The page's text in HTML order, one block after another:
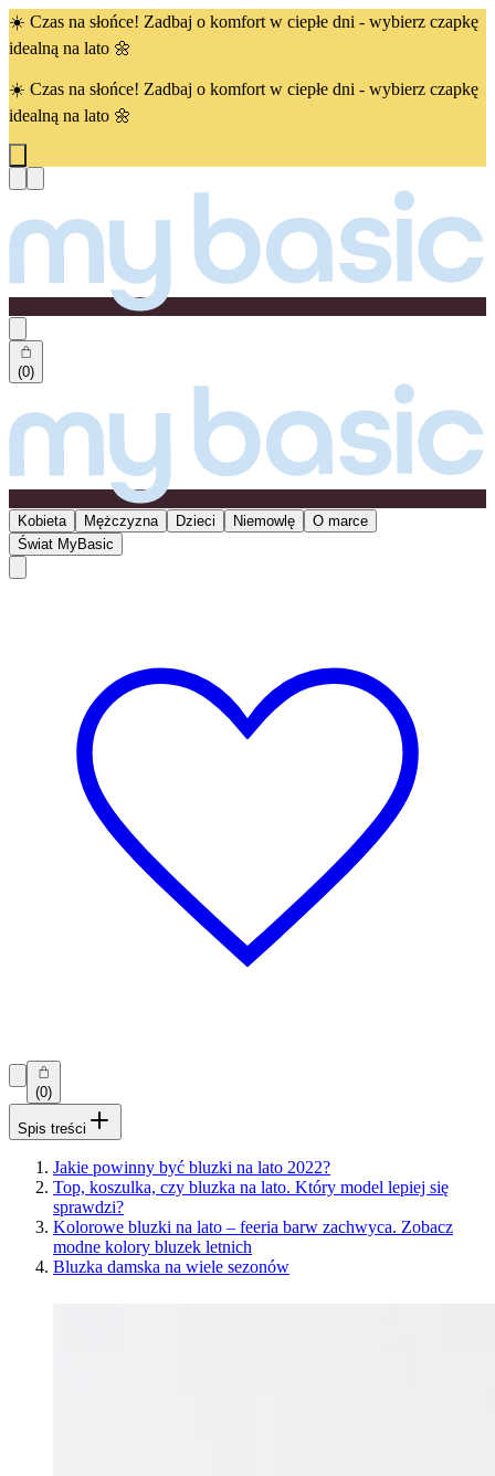
☀️ Czas na słońce! Zadbaj o komfort w ciepłe dni - wybierz czapkę
idealną na lato 🌼
☀️ Czas na słońce! Zadbaj o komfort w ciepłe dni - wybierz czapkę
idealną na lato 🌼
(0)
Kobieta Mężczyzna Dzieci Niemowlę
O marce
Świat MyBasic
(0)
Spis treści
Jakie powinny być bluzki na lato 2022?
Top, koszulka, czy bluzka na lato. Który model lepiej się
sprawdzi?
Kolorowe bluzki na lato – feeria barw zachwyca. Zobacz
modne kolory bluzek letnich
Bluzka damska na wiele sezonów